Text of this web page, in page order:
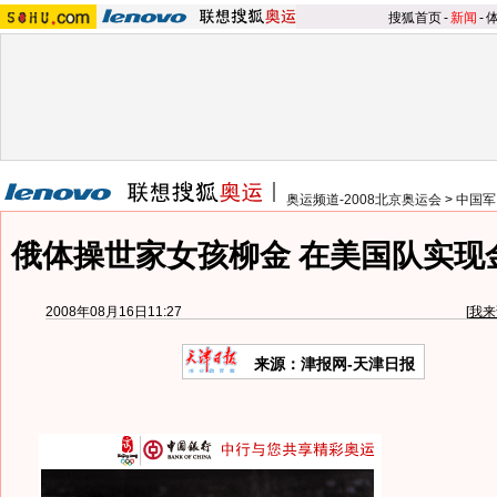
搜狐首页-新闻 -
奥运频道-2008北京奥运会 > 中国
俄体操世家女孩柳金 在美国队实现
2008年08月16日11:27 [我
来源：津报网-天津日报